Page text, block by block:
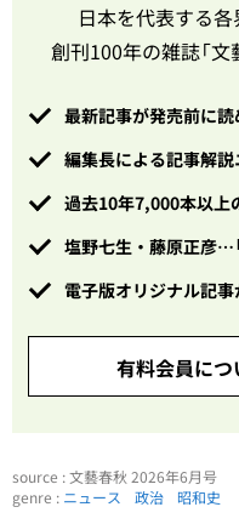
日本を代表する
創刊100年の雑誌「文
最新記事が発売前に読
編集長による記事解
過去10年7,000本以上
塩野七生・藤原正彦…
電子版オリジナル記事
有料会員に
source : 文藝春秋 2026年6月号
genre : ニュース 政治 昭和史